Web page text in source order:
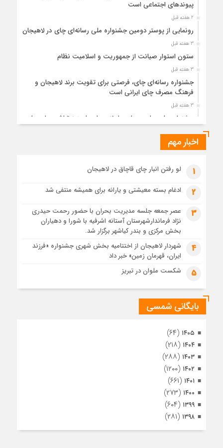
پیوندهای اجتماعی است
2 هفته قبل
رونمایی از پوستر دومین جشنواره ملی رسانه‌ای چای در لاهیجان
3 هفته قبل
ستون استوار صیانت از جمهوریت و اسلامیت نظام
3 هفته قبل
جشنواره رسانه‌ای چای، فرصتی برای تقویت برند لاهیجان و
فرهنگ مصرف چای ایرانی است
3 هفته قبل
جشنواره ملی چای، حمایت از لاهیجان یا هزینه‌تراشی برای چای
4 هفته قبل
4 هفته قبل
رئوف
تصاویر هوایی مراسم تشییع پیکر مطهر آقای شهید ایران – مشهد
مراسم تشییع پیکر مطهر آقای شهید ایران – مشهد
تصاویری از تراکم جمعیت حاضر در میدان ثورهالعشرین نجف
اشرف
اخبار مهم
1 لو رفتن انبار چای قاچاق در لاهیجان
2 ادغام بسته معیشتی و یارانه برای همیشه منتفی شد
3
عصر جمعه جلسه مدیریت بحران با حضور رحمت حیدری
نژاد فرماندارشهرستان آستانه اشرفیه با شورا و دهیاران
بخش مرکزی و بندر کیاشهر برگزار شد.
4
شهردار لاهیجان از اختتامیه بخش شهری جشنواره «فرزند
ایران، قهرمان زمین» خبر داد
5 شکست ملوان در تبریز
بایگانی شمسی
۱۴۰۵ (۶۴)
۱۴۰۴ (۲۱۸)
۱۴۰۳ (۲۸۸)
۱۴۰۲ (۱۲۰۰)
۱۴۰۱ (۶۶۱)
۱۴۰۰ (۲۷۳)
۱۳۹۹ (۶۰۴)
۱۳۹۸ (۲۸۱)